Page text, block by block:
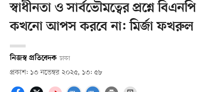
স্বাধীনতা ও সার্বভৌমত্বের প্রশ্নে বিএনপি
কখনো আপস করবে না: মির্জা ফখরুল
নিজস্ব প্রতিবেদক ঢাকা
প্রকাশ: ১৩ নভেম্বর ২০২৫, ১৩: ৫৮